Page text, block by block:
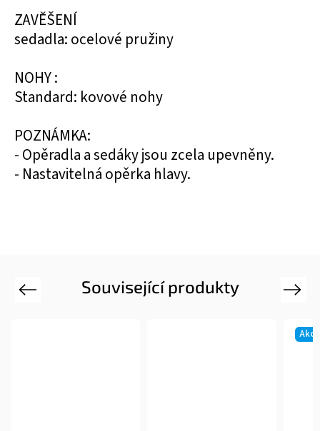
ZAVĚŠENÍ
sedadla: ocelové pružiny
NOHY :
Standard: kovové nohy
POZNÁMKA:
- Opěradla a sedáky jsou zcela upevněny.
- Nastavitelná opěrka hlavy.
Související produkty
Previous
Akce
Next